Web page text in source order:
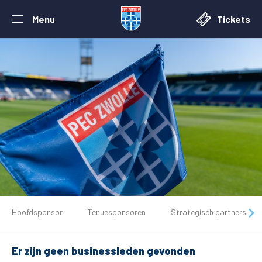
Menu Tickets
Tickets
Matchdays
Hoofdsponsor Tenuesponsoren Strategisch partners
Er zijn geen businessleden gevonden